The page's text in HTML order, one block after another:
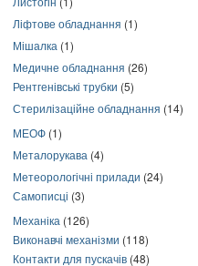
Ліфтове обладнання (1)
Мішалка (1)
Медичне обладнання (26)
Рентгенівські трубки (5)
Стерилізаційне обладнання (14)
МЕОФ (1)
Металорукава (4)
Метеорологічні прилади (24)
Самописці (3)
Механіка (126)
Виконавчі механізми (118)
Контакти для пускачів (48)